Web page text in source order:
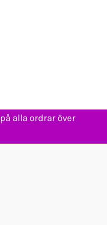
på alla ordrar över